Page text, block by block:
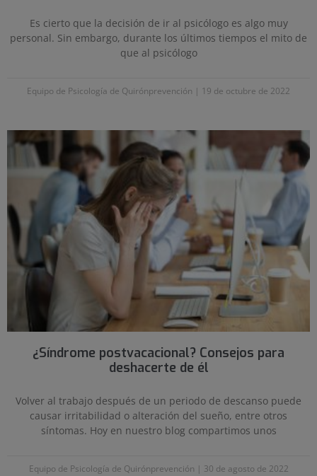
Equipo de Psicología de Quirónprevención 19 de octubre de 2022
Es cierto que la decisión de ir al psicólogo es algo muy
personal. Sin embargo, durante los últimos tiempos el mito de
que al psicólogo
¿Síndrome postvacacional? Consejos para
deshacerte de él
Equipo de Psicología de Quirónprevención 30 de agosto de 2022
Volver al trabajo después de un periodo de descanso puede
causar irritabilidad o alteración del sueño, entre otros
síntomas. Hoy en nuestro blog compartimos unos